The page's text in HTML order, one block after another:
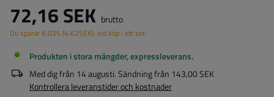
72,16 SEK brutto
Du sparar6.02%(4.62SEK), vid köp i ett set.
Produkten i stora mängder, expressleverans
Med dig från 14 augusti. Sändning från 143,00 SEK
Kontrollera leveranstider och kostnader